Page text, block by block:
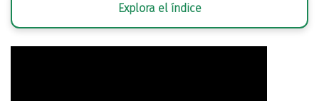
Explora el índice